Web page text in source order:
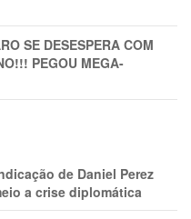
SE DESESPERA COM
PEGOU MEGA-
de Daniel Perez
a crise diplomática